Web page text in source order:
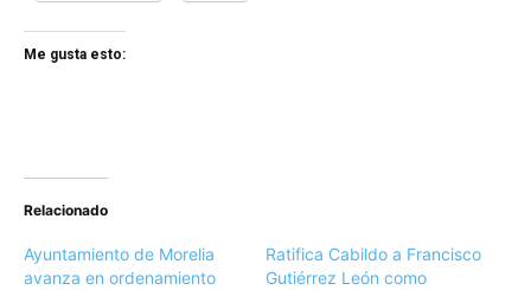
Me gusta esto:
Relacionado
Ayuntamiento de Morelia
avanza en ordenamiento
Ratifica Cabildo a Francisco
Gutiérrez León como